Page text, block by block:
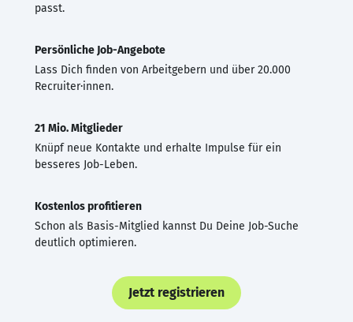
passt.
Persönliche Job-Angebote
Lass Dich finden von Arbeitgebern und über 20.000
Recruiter·innen.
21 Mio. Mitglieder
Knüpf neue Kontakte und erhalte Impulse für ein
besseres Job-Leben.
Kostenlos profitieren
Schon als Basis-Mitglied kannst Du Deine Job-Suche
deutlich optimieren.
Jetzt registrieren